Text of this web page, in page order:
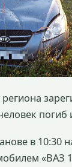
в 10:30
«ВАЗ